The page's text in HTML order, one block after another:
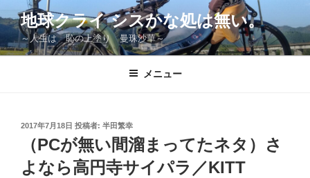
ン
テ
ン
地球クライ シスかな処は無い。
～人生は 恥の上塗り 曼珠沙華～
メニュー
投
2017年7月18日 投稿者: 半田繁幸
（PCが無い間溜まってたネタ）さ
よなら高円寺サイパラ／KITT